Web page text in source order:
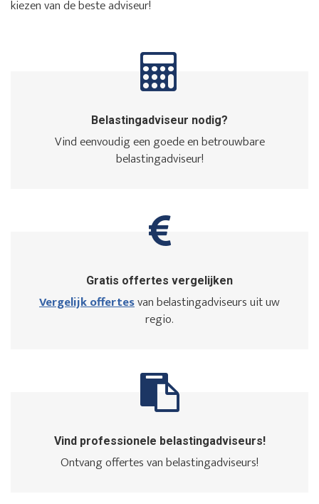
kiezen van de beste adviseur!
Belastingadviseur nodig?
Vind eenvoudig een goede en betrouwbare
belastingadviseur!
Gratis offertes vergelijken
Vergelijk offertesvan belastingadviseurs uit uw
regio.
Vind professionele belastingadviseurs!
Ontvang offertes van belastingadviseurs!